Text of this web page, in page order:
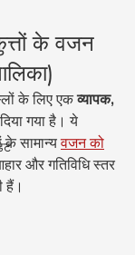
के वजन
के लिए एक व्यापक,
गया है। ये
के सामान्य वजन को
और गतिविधि स्तर
हैं।